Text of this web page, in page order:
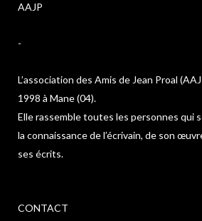
AAJP
-
L’association des Amis de Jean Proal
1998 à Mane (04).
Elle rassemble toutes les personnes qui
la connaissance de l’écrivain, de son
ses écrits.
CONTACT